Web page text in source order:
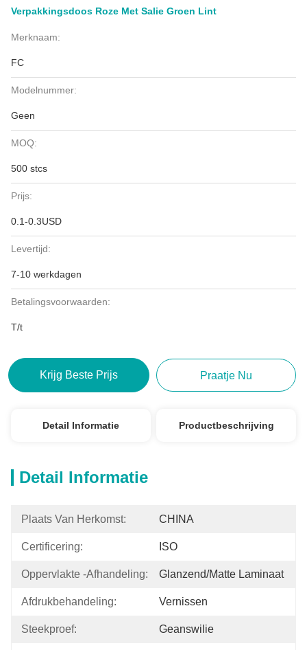
Verpakkingsdoos Roze Met Salie Groen Lint
Merknaam:
FC
Modelnummer:
Geen
MOQ:
500 stcs
Prijs:
0.1-0.3USD
Levertijd:
7-10 werkdagen
Betalingsvoorwaarden:
T/t
Krijg Beste Prijs Praatje Nu
Detail Informatie Productbeschrijving
Detail Informatie
Plaats Van Herkomst: CHINA
Certificering: ISO
Oppervlakte -afhandeling: Glanzend/matte Laminaat
Afdrukbehandeling: Vernissen
Steekproef: Geanswilie